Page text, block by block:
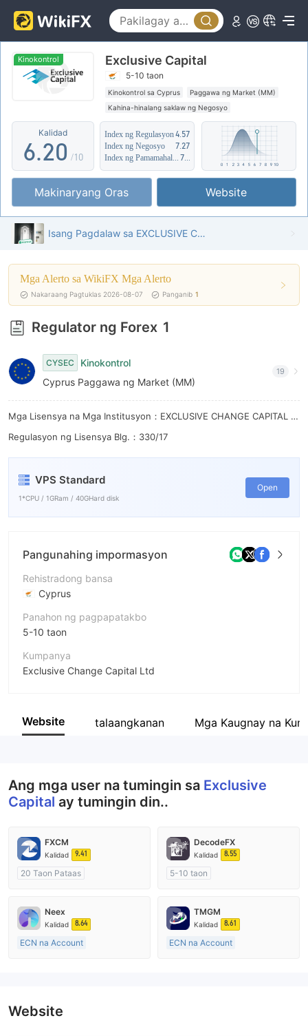
Kinokontrol Exclusive Capital
5-10 taon
Kinokontrol sa Cyprus
Paggawa ng Market (MM)
Kahina-hinalang saklaw ng Negosyo
Katamtamang potensyal na peligro
Kalidad
1
2
3
5
6
7
8
9
.
1
2
3
4
5
6
7
8
9
0
1
2
3
4
5
6
7
8
9
/10
Index ng Regulasyon4.57
Index ng Negosyo
7.27
7.43
Makinaryang Oras Website
Isang Pagdalaw sa EXCLUSIVE CAPITAL sa Cyprus - Natagpuan ang Opisina
Mga Alerto sa WikiFX Mga Alerto
Nakaraang Pagtuklas 2026-08-07 Panganib 1
Regulator ng Forex 1
CYSEC
Kinokontrol
Cyprus Paggawa ng Market (MM)
19
Mga Lisensya na Mga Institusyon：EXCLUSIVE CHANGE CAPITAL LTD
Regulasyon ng Lisensya Blg.：330/17
VPS Standard
1*CPU / 1GRam / 40GHard disk
Open
Pangunahing impormasyon
Rehistradong bansa
Cyprus
Panahon ng pagpapatakbo
5-10 taon
Kumpanya
Exclusive Change Capital Ltd
empleyado ng kumpanya
Website talaangkanan Mga Kaugnay na
Ang mga user na tumingin sa Exclusive
Capital ay tumingin din..
FXCM
Kalidad 9.41
20 Taon Pataas
Paggawa ng Market (MM)
Pangunahing label na MT4
DecodeFX
Kalidad 8.55
5-10 taon
Paggawa ng Market (MM)
Pangunahing label na MT4
Neex
Kalidad 8.64
ECN na Account
Pangunahing label na MT4
TMGM
Kalidad 8.61
ECN na Account
Website